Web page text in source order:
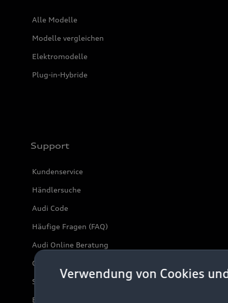
Alle Modelle
Modelle vergleichen
Elektromodelle
Plug-in-Hybride
Support
Kundenservice
Händlersuche
Audi Code
Häufige Fragen (FAQ)
Audi Online Beratung
Online-Terminvereinbarung
Servicekontakt
Bordbuch & Bedienungsanleitungen
Verwendung von Cookies